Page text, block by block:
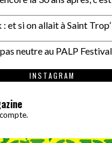
et si on allait à Saint
neutre au PALP
INSTAGRAM